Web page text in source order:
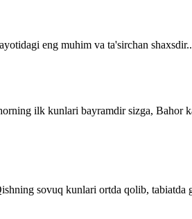
eng muhim va ta'sirchan
ilk kunlari bayramdir sizga, Bahor
sovuq kunlari ortda qolib, tabiatda